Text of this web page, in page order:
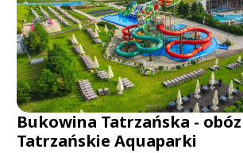
Bukowina Tatrzańska - obóz
Tatrzańskie Aquaparki